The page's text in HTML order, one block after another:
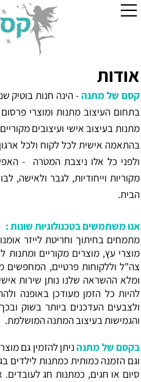
אודות
קסם של מתנה
בתחום העיצוב מתנות ומוצרי פרסום
מתנות בעיצוב אישי ועיצובים
בהתאמה אישית לכל לקוח ולכל
ולפני כל אלו ניצבת המטרה -
מקוריות וייחודיות, לגבר ולאישה,
הבית.
אנו משתמשים בטכנולוגיות שונות :
מתמחים בחיתוך וחריטת לייזר
מוצרי עץ, מוצרים מקוריים ומתנות
צה"ל וללקוחות פרטיים, המחפשים
ומלא ההשראה שלנו נותן שירות
להיות כל הזמן מעודכן באופנה
ולצבעים העדכנים ביותר בשוק
והגמישות בעיצוב המתנה המושלמת.
בקסם של מתנהניתן להזמין גם
וגם הזמנה כמותית כמתנות לילדים
סיום או חגים, כמתנות חג